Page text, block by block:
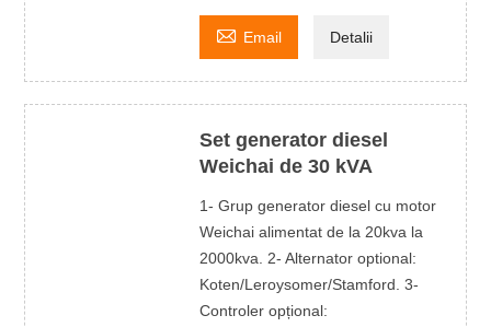
 Email Detalii
Set generator diesel
Weichai de 30 kVA
1- Grup generator diesel cu motor
Weichai alimentat de la 20kva la
2000kva. 2- Alternator optional:
Koten/Leroysomer/Stamford. 3-
Controler opțional: